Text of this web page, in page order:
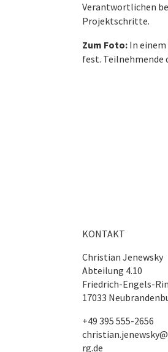
Verantwortlichen
Projektschritte.
Zum Foto: In
fest. Teilnehmende
KONTAKT
Christian Jenewsky
Abteilung 4.10
Friedrich-Engels-
17033
+49 395 555-2656
rg.de